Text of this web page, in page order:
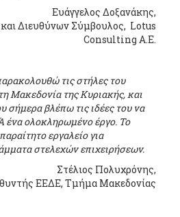
Ευάγγελος Δοξανάκης,
Διευθύνων Σύμβουλος, Lotus
Consulting Α.Ε.
τις στήλες του
Μακεδονία της Κυριακής, και
σήμερα βλέπω τις ιδέες του να
ένα ολοκληρωμένο έργο. Το
εργαλείο για
στελεχών επιχειρήσεων.
Στέλιος Πολυχρόνης,
ΕΕΔΕ, Τμήμα Μακεδονίας